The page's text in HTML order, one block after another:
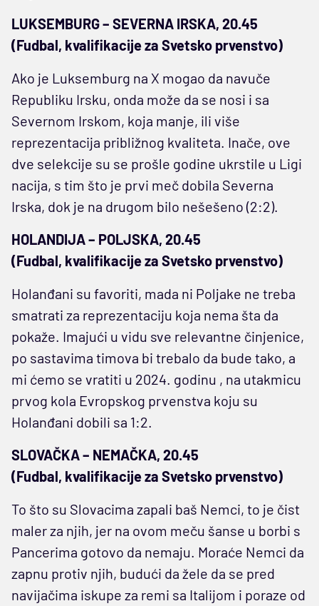
LUKSEMBURG – SEVERNA IRSKA, 20.45
(Fudbal, kvalifikacije za Svetsko prvenstvo)
Ako je Luksemburg na X mogao da navuče
Republiku Irsku, onda može da se nosi i sa
Severnom Irskom, koja manje, ili više
reprezentacija približnog kvaliteta. Inače, ove
dve selekcije su se prošle godine ukrstile u Ligi
nacija, s tim što je prvi meč dobila Severna
Irska, dok je na drugom bilo nešešeno (2:2).
HOLANDIJA – POLJSKA, 20.45
(Fudbal, kvalifikacije za Svetsko prvenstvo)
Holanđani su favoriti, mada ni Poljake ne treba
smatrati za reprezentaciju koja nema šta da
pokaže. Imajući u vidu sve relevantne činjenice,
po sastavima timova bi trebalo da bude tako, a
mi ćemo se vratiti u 2024. godinu , na utakmicu
prvog kola Evropskog prvenstva koju su
Holanđani dobili sa 1:2.
SLOVAČKA – NEMAČKA, 20.45
(Fudbal, kvalifikacije za Svetsko prvenstvo)
To što su Slovacima zapali baš Nemci, to je čist
maler za njih, jer na ovom meču šanse u borbi s
Pancerima gotovo da nemaju. Moraće Nemci da
zapnu protiv njih, budući da žele da se pred
navijačima iskupe za remi sa Italijom i poraze od